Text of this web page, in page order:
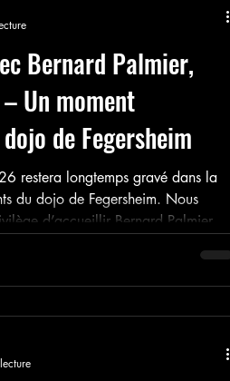
Bernard Palmier,
Un moment
de Fegersheim
restera longtemps gravé dans la
du dojo de Fegersheim. Nous
d’accueillir Bernard Palmier,
vous rare, attendu, et qui a tenu